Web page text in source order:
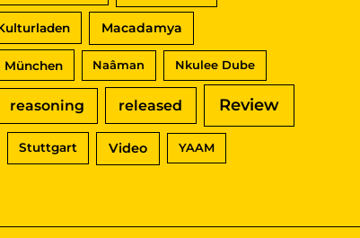
Macadamya
München Naâman Nkulee Dube
reasoning released Review
Stuttgart Video YAAM